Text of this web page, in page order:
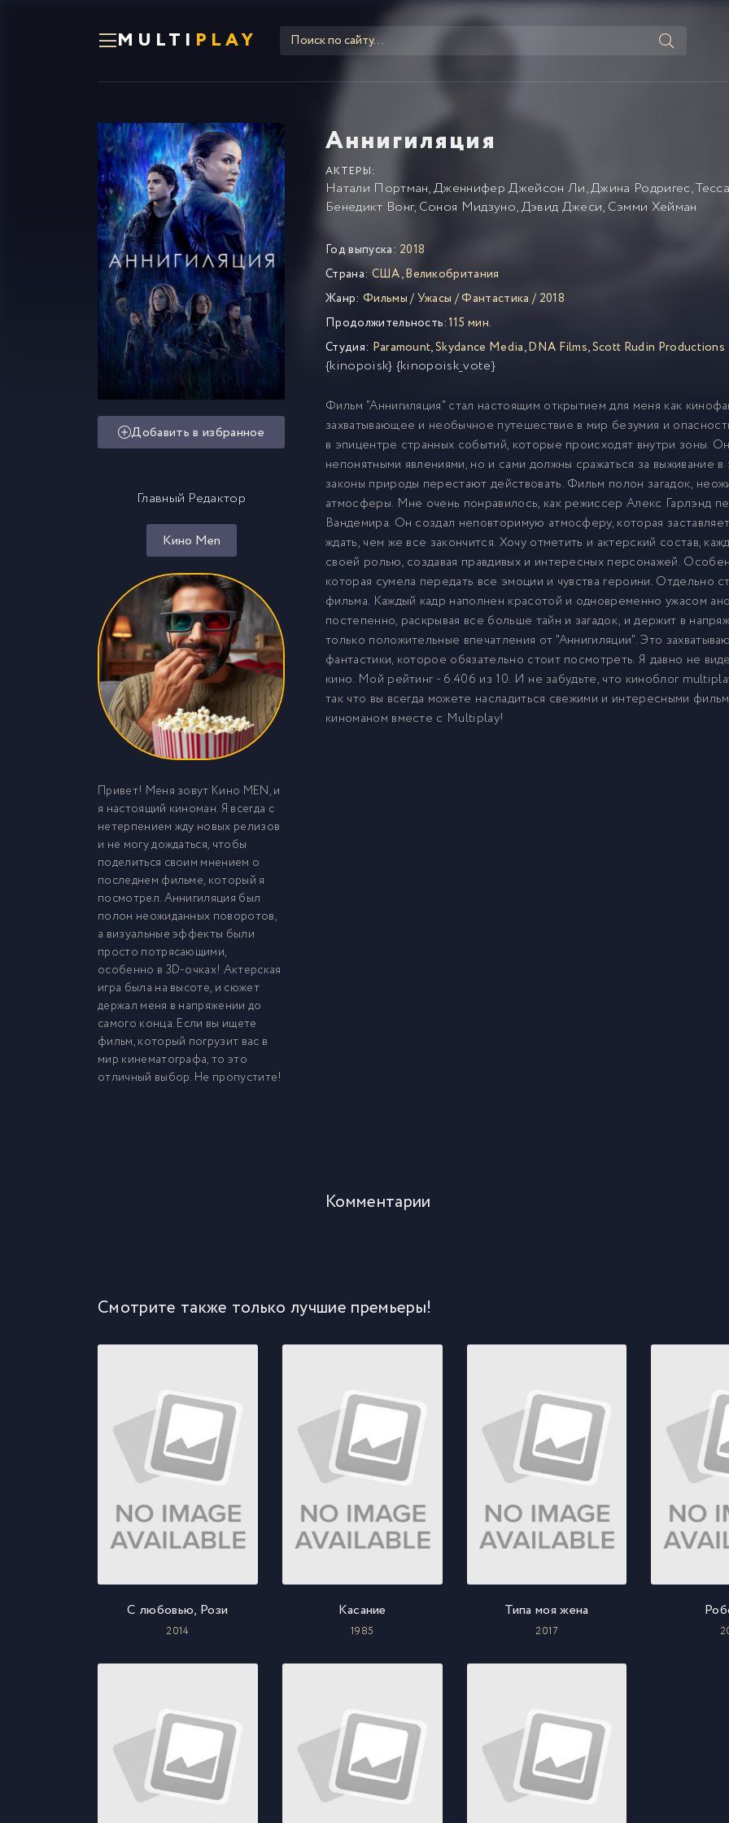
MULTI PLAY
Аннигиляция
АКТЕРЫ:
Натали Портман,Дженнифер Джейсон Ли,Джина Родригес,
Бенедикт Вонг, Соноя Мидзуно,Дэвид Джеси, Сэмми Хейман
Добавить в избранное
Главный Редактор
Кино Men
Привет! Меня зовут Кино MEN, и
я настоящий киноман. Я всегда с
нетерпением жду новых релизов
и не могу дождаться, чтобы
поделиться своим мнением о
последнем фильме, который я
посмотрел. Аннигиляция был
полон неожиданных поворотов,
а визуальные эффекты были
просто потрясающими,
особенно в 3D-очках! Актерская
игра была на высоте, и сюжет
держал меня в напряжении до
самого конца. Если вы ищете
фильм, который погрузит вас в
мир кинематографа, то это
отличный выбор. Не пропустите!
Год выпуска: 2018
Страна: США,Великобритания
Жанр: Фильмы/Ужасы /Фантастика / 2018
Продолжительность:115 мин.
Студия: Paramount,Skydance Media,DNA Films,Scott Rudin Productions
{kinopoisk} {kinopoisk_vote}
Фильм "Аннигиляция" стал настоящим открытием для меня как
захватывающее и необычное путешествие в мир безумия и
в эпицентре странных событий, которые происходят внутри зоны.
непонятными явлениями, но и сами должны сражаться за выживание
законы природы перестают действовать. Фильм полон загадок,
атмосферы. Мне очень понравилось, как режиссер Алекс Гарлэнд
Вандемира. Он создал неповторимую атмосферу, которая
ждать, чем же все закончится. Хочу отметить и актерский состав,
своей ролью, создавая правдивых и интересных персонажей.
которая сумела передать все эмоции и чувства героини. Отдельно
фильма. Каждый кадр наполнен красотой и одновременно ужасом
постепенно, раскрывая все больше тайн и загадок, и держит в
только положительные впечатления от "Аннигиляции". Это
фантастики, которое обязательно стоит посмотреть. Я давно не
кино. Мой рейтинг - 6.406 из 10. И не забудьте, что киноблог
так что вы всегда можете насладиться свежими и интересными
киноманом вместе с Multiplay!
Комментарии
Смотрите также только лучшие премьеры!
С любовью, Рози
2014
Касание
1985
Типа моя жена
2017